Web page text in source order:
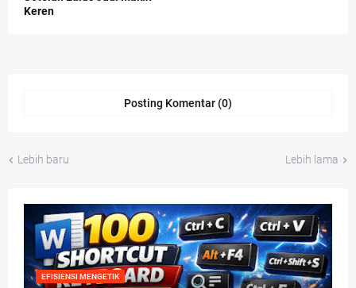
Keren
Posting Komentar (0)
Lebih baru Lebih lama
EFISIENSI MENGETIK